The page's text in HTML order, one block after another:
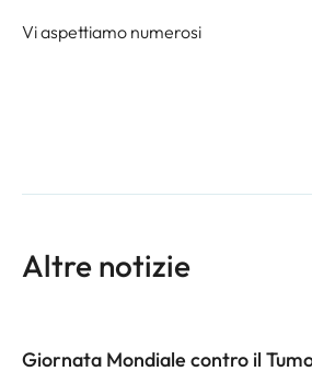
Vi aspettiamo numerosi
Altre notizie
Giornata Mondiale contro il